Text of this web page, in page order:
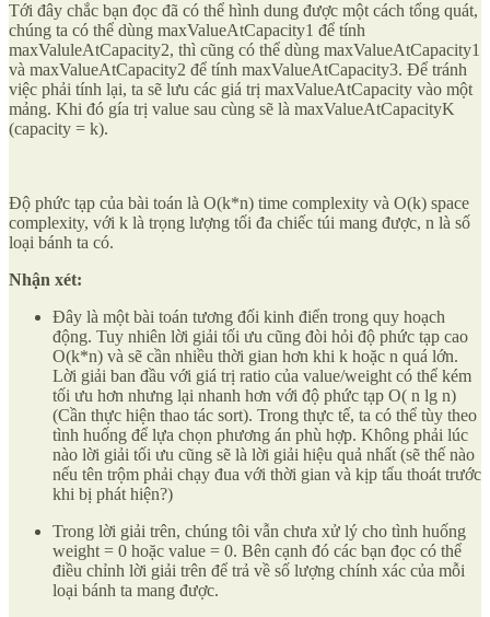
Tới đây chắc bạn đọc đã có thể hình dung được một cách tổng quát,
chúng ta có thể dùng maxValueAtCapacity1 để tính
maxValuleAtCapacity2, thì cũng có thể dùng maxValueAtCapacity1
và maxValueAtCapacity2 để tính maxValueAtCapacity3. Để tránh
việc phải tính lại, ta sẽ lưu các giá trị maxValueAtCapacity vào một
mảng. Khi đó gía trị value sau cùng sẽ là maxValueAtCapacityK
(capacity = k).
Độ phức tạp của bài toán là O(k*n) time complexity và O(k) space
complexity, với k là trọng lượng tối đa chiếc túi mang được, n là số
loại bánh ta có.
Nhận xét:
Đây là một bài toán tương đối kinh điển trong quy hoạch
động. Tuy nhiên lời giải tối ưu cũng đòi hỏi độ phức tạp cao
O(k*n) và sẽ cần nhiều thời gian hơn khi k hoặc n quá lớn.
Lời giải ban đầu với giá trị ratio của value/weight có thể kém
tối ưu hơn nhưng lại nhanh hơn với độ phức tạp O( n lg n)
(Cần thực hiện thao tác sort). Trong thực tế, ta có thể tùy theo
tình huống để lựa chọn phương án phù hợp. Không phải lúc
nào lời giải tối ưu cũng sẽ là lời giải hiệu quả nhất (sẽ thế nào
nếu tên trộm phải chạy đua với thời gian và kịp tẩu thoát trước
khi bị phát hiện?)
Trong lời giải trên, chúng tôi vẫn chưa xử lý cho tình huống
weight = 0 hoặc value = 0. Bên cạnh đó các bạn đọc có thể
điều chỉnh lời giải trên để trả về số lượng chính xác của mỗi
loại bánh ta mang được.